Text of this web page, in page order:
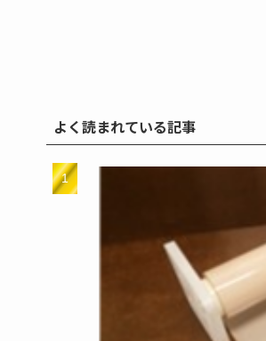
よく読まれている記事